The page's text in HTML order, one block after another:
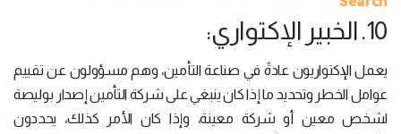
10. الخبير الإكتواري:
يعمل الإكتواريون عادةً في صناعة التأمين، وهم مسؤولون عن تقييم
عوامل الخطر وتحديد ما إذا كان ينبغي على شركة التأمين إصدار بوليصة
لشخص معين أو شركة معينة، وإذا كان الأمر كذلك، يحددون